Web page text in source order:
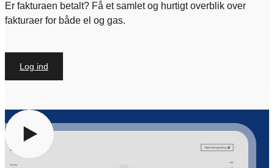
Er fakturaen betalt? Få et samlet og hurtigt overblik over
fakturaer for både el og gas.
Log ind
For at se indholdet skal du give samtykke til at anvende